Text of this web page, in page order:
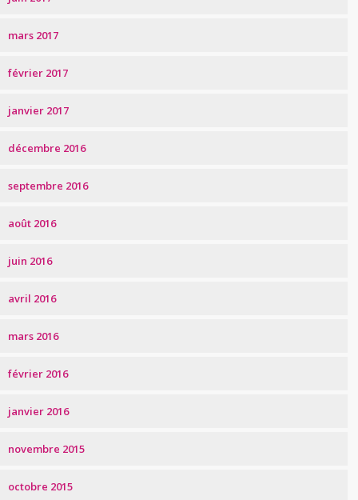
mars 2017
février 2017
janvier 2017
décembre 2016
septembre 2016
août 2016
juin 2016
avril 2016
mars 2016
février 2016
janvier 2016
novembre 2015
octobre 2015